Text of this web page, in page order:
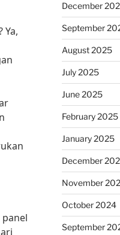
December
September
August 2025
July 2025
June 2025
February 2025
January 2025
December
November
October 2024
September